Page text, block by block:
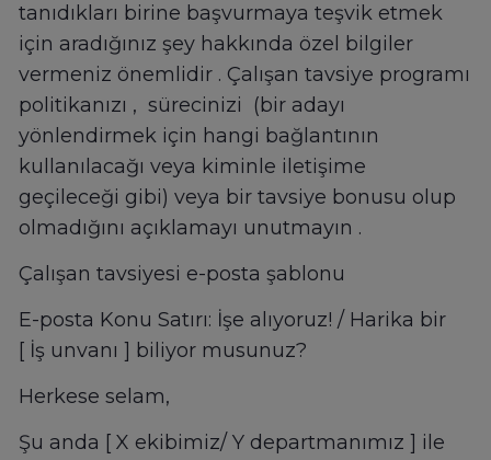
tanıdıkları birine başvurmaya teşvik etmek
için aradığınız şey hakkında özel bilgiler
vermeniz önemlidir . Çalışan tavsiye programı
politikanızı , sürecinizi (bir adayı
yönlendirmek için hangi bağlantının
kullanılacağı veya kiminle iletişime
geçileceği gibi) veya bir tavsiye bonusu olup
olmadığını açıklamayı unutmayın .
Çalışan tavsiyesi e-posta şablonu
E-posta Konu Satırı: İşe alıyoruz! / Harika bir
[ İş unvanı ] biliyor musunuz?
Herkese selam,
Şu anda [ X ekibimiz/ Y departmanımız ] ile